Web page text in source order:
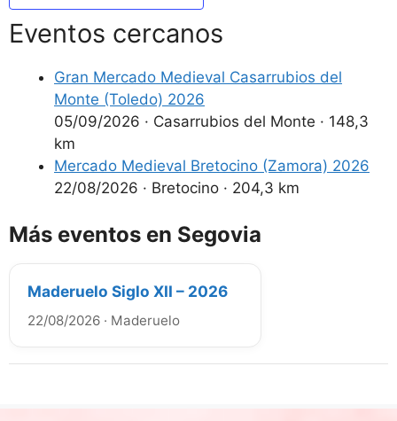
Eventos cercanos
Gran Mercado Medieval Casarrubios del
Monte (Toledo) 2026
05/09/2026 · Casarrubios del Monte · 148,3
km
Mercado Medieval Bretocino (Zamora) 2026
22/08/2026 · Bretocino · 204,3 km
Más eventos en Segovia
Maderuelo Siglo XII – 2026
22/08/2026 · Maderuelo